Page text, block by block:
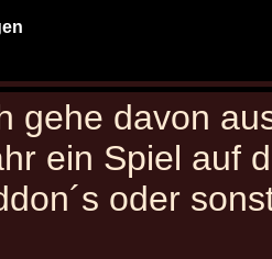
gehe davon
ein Spiel auf
oder